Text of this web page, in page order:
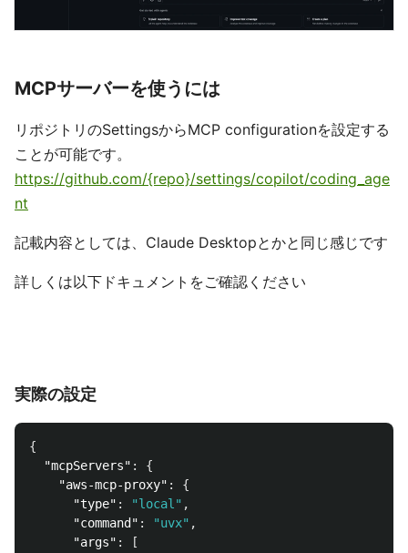
MCPサーバーを使うには
リポジトリのSettingsからMCP configurationを設定する
ことが可能です。
https://github.com/{repo}/settings/copilot/coding_age
nt
記載内容としては、Claude Desktopとかと同じ感じです
詳しくは以下ドキュメントをご確認ください
実際の設定
{
"mcpServers" :
{
"aws-mcp-proxy" :
{
"type" : "local" ,
"command" : "uvx" ,
"args" :
[